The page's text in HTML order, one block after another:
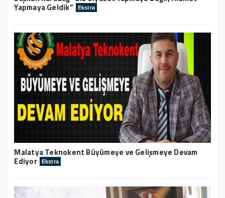
Yapmaya Geldik” Ekstra
Malatya Teknokent Büyümeye ve Gelişmeye Devam
Ediyor Ekstra